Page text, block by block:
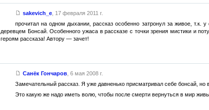
sakevich_e, 17 февраля 2011 г.
прочитал на одном дыхании, рассказ особенно затронул за живое,
деревцем Бонсай. Особенного ужаса в рассказе с точки зрения мистики и
героям рассказа! Автору — зачет!
Санёк Гончаров, 6 мая 2008 г.
Замечательный рассказ. Я уже давненько присматривал себе бонсай,
Это какую же надо иметь волю, чтобы после смерти вернуться в мир